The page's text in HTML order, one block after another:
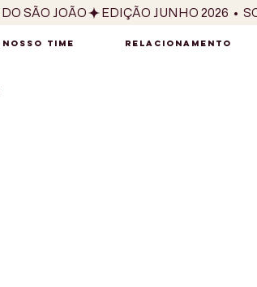
NOSSO TIME RELACIONAMENTO